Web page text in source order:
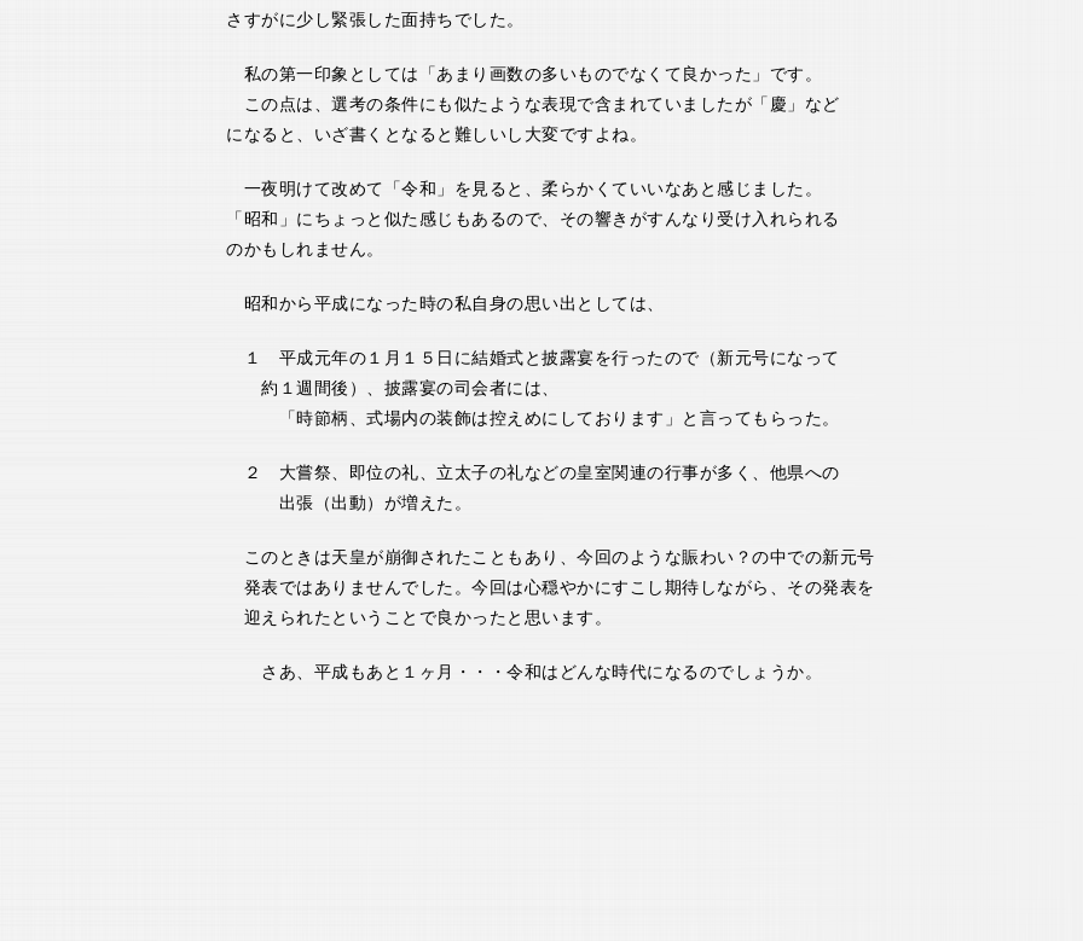
さすがに少し緊張した面持ちでした。
私の第一印象としては「あまり画数の多いものでなくて良かった」です。
この点は、選考の条件にも似たような表現で含まれていましたが「慶」など
になると、いざ書くとなると難しいし大変ですよね。
一夜明けて改めて「令和」を見ると、柔らかくていいなあと感じました。
「昭和」にちょっと似た感じもあるので、その響きがすんなり受け入れられる
のかもしれません。
昭和から平成になった時の私自身の思い出としては、
１ 平成元年の１月１５日に結婚式と披露宴を行ったので（新元号になって
約１週間後）、披露宴の司会者には、
「時節柄、式場内の装飾は控えめにしております」と言ってもらった。
２ 大嘗祭、即位の礼、立太子の礼などの皇室関連の行事が多く、他県への
出張（出動）が増えた。
このときは天皇が崩御されたこともあり、今回のような賑わい？の中での新元号
発表ではありませんでした。今回は心穏やかにすこし期待しながら、その発表を
迎えられたということで良かったと思います。
さあ、平成もあと１ヶ月・・・令和はどんな時代になるのでしょうか。